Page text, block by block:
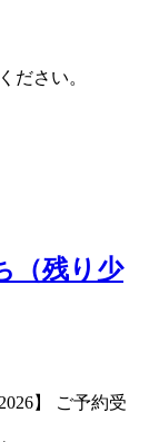
ださい。
（残り少
】 ご予約受